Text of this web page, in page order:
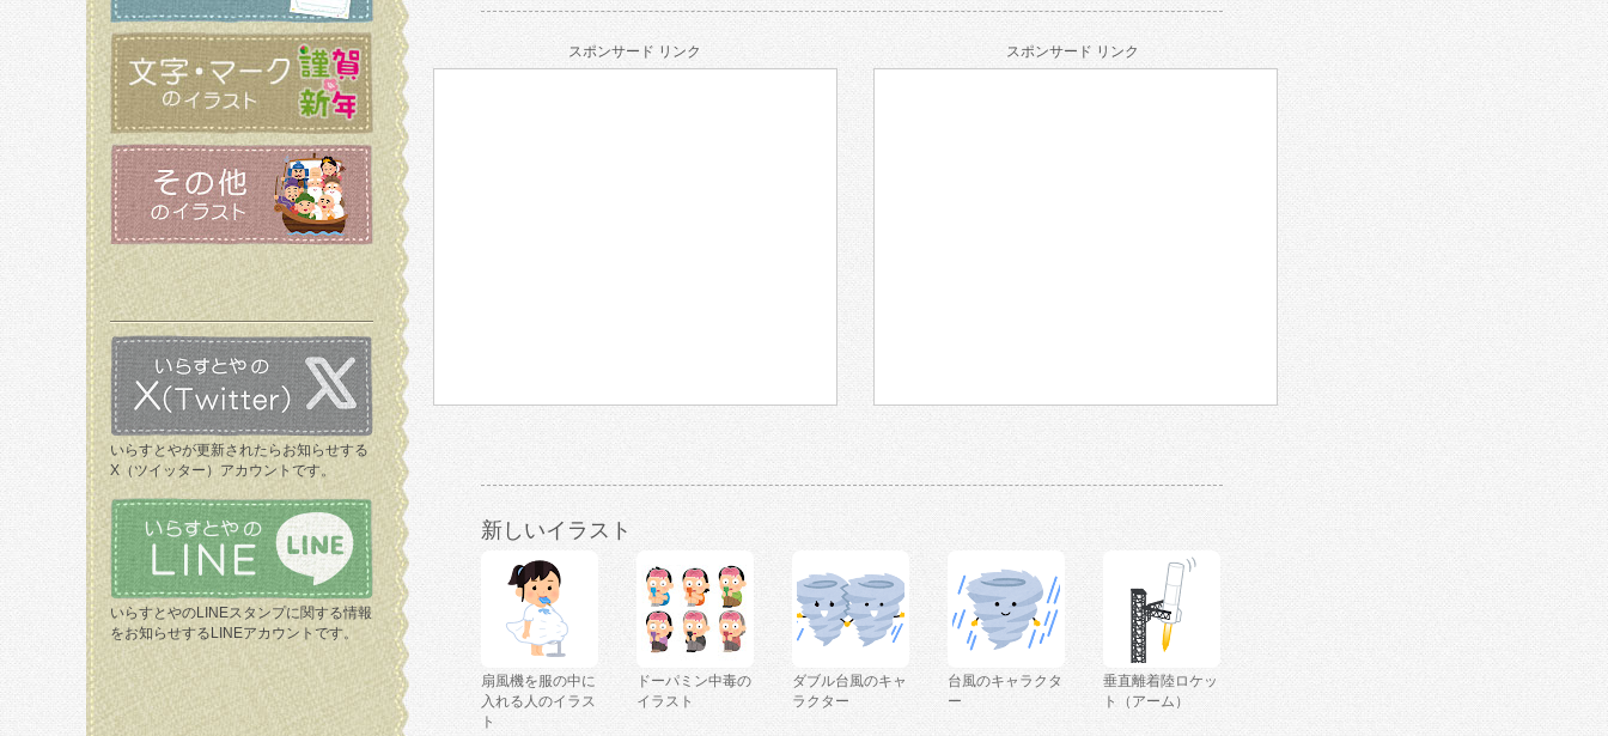
いらすとやが更新されたらお知らせする
X（ツイッター）アカウントです。
いらすとやのLINEスタンプに関する情報
をお知らせするLINEアカウントです。
スポンサード リンク スポンサード リンク
新しいイラスト
扇風機を服の中に
入れる人のイラス
ト
ドーパミン中毒の
イラスト
ダブル台風のキャ
ラクター
台風のキャラクタ
ー
垂直離着陸ロケッ
ト（アーム）